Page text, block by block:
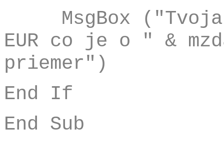
MsgBox ("Tvoja
EUR co je o " &
priemer")
End If
End Sub